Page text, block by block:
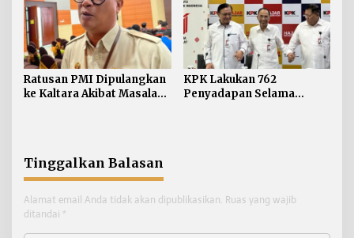
Ratusan PMI Dipulangkan
ke Kaltara Akibat Masalah
KPK Lakukan 762
Penyadapan Selama
Tinggalkan Balasan
Alamat email Anda tidak akan dipublikasikan. Ruas yang wajib
ditandai *